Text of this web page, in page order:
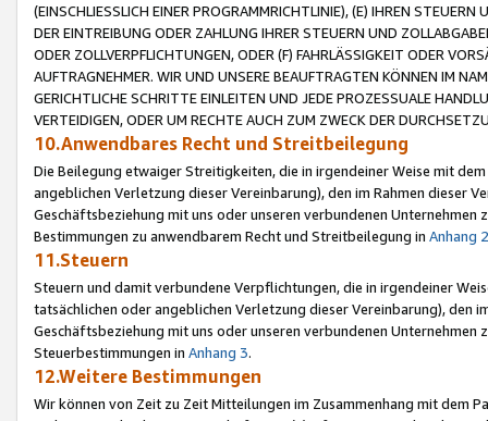
(EINSCHLIESSLICH EINER PROGRAMMRICHTLINIE), (E) IHREN
DER EINTREIBUNG ODER ZAHLUNG IHRER STEUERN UND
ODER ZOLLVERPFLICHTUNGEN, ODER (F) FAHRLÄSSIGKEIT ODER
AUFTRAGNEHMER. WIR UND UNSERE BEAUFTRAGTEN KÖNNEN IM
GERICHTLICHE SCHRITTE EINLEITEN UND JEDE PROZESSUALE
VERTEIDIGEN, ODER UM RECHTE AUCH ZUM ZWECK DER
10.Anwendbares Recht und Streitbeilegung
Die Beilegung etwaiger Streitigkeiten, die in irgendeiner Weise mit
angeblichen Verletzung dieser Vereinbarung), den im Rahmen dieser
Geschäftsbeziehung mit uns oder unseren verbundenen
Bestimmungen zu anwendbarem Recht und Streitbeilegung in Anhang 2
11.Steuern
Steuern und damit verbundene Verpflichtungen, die in irgendeiner
tatsächlichen oder angeblichen Verletzung dieser Vereinbarung), den
Geschäftsbeziehung mit uns oder unseren verbundenen
Steuerbestimmungen in Anhang 3.
12.Weitere Bestimmungen
Wir können von Zeit zu Zeit Mitteilungen im Zusammenhang mit dem